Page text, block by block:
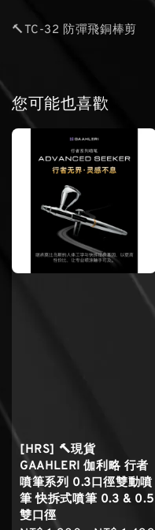
🔨TC-32 防彈飛銅棒剪
您可能也喜歡
[HRS] 🔨現貨
GAAHLERI 伽利略 行者
噴筆系列 0.3口徑雙動噴
筆 快拆式噴筆 0.3 & 0.5
雙口徑